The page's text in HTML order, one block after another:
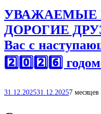
УВАЖАЕМЫЕ
ДОРОГИЕ
Вас с
2️⃣0️⃣2️⃣6️⃣
31.12.202531.12.20257 месяцев